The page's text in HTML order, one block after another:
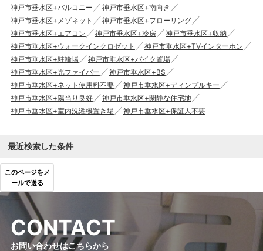
神戸市垂水区+バルコニー
神戸市垂水区+南向き
神戸市垂水区+メゾネット
神戸市垂水区+フローリング
神戸市垂水区+エアコン
神戸市垂水区+冷房
神戸市垂水区+収納
神戸市垂水区+ウォークインクロゼット
神戸市垂水区+TVインターホン
神戸市垂水区+駐輪場
神戸市垂水区+バイク置場
神戸市垂水区+光ファイバー
神戸市垂水区+BS
神戸市垂水区+ネット使用料不要
神戸市垂水区+ディンプルキー
神戸市垂水区+陽当り良好
神戸市垂水区+閑静な住宅地
神戸市垂水区+室内洗濯機置き場
神戸市垂水区+保証人不要
最近検索した条件
このページをメ
ールで送る
CONTACT
お問い合わせはこちらから